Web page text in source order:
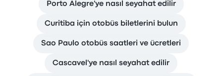
Porto Alegre'ye nasıl seyahat edilir
Curitiba için otobüs biletlerini bulun
Sao Paulo otobüs saatleri ve ücretleri
Cascavel'ye nasıl seyahat edilir